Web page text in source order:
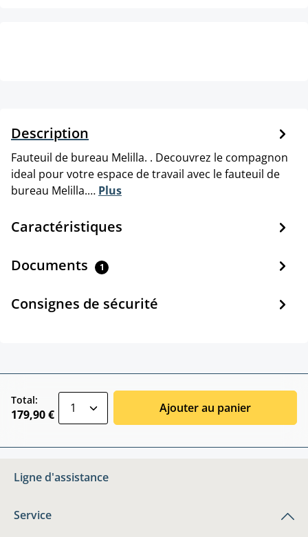
Description
Fauteuil de bureau Melilla. . Decouvrez le compagnon
ideal pour votre espace de travail avec le fauteuil de
bureau Melilla.… Plus
Caractéristiques
Documents 1
Consignes de sécurité
Total:
179,90 € Ajouter au panier
Ligne d'assistance
Service